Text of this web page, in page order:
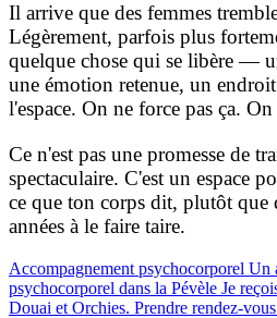
Il arrive que des femmes
Légèrement, parfois plus
quelque chose qui se libère —
une émotion retenue, un
l'espace. On ne force pas ça.
Ce n'est pas une promesse de
spectaculaire. C'est un espace
ce que ton corps dit, plutôt que
années à le faire taire.
Accompagnement psychocorporel Un
psychocorporel dans la Pévèle Je
Douai et Orchies. Prendre rendez-